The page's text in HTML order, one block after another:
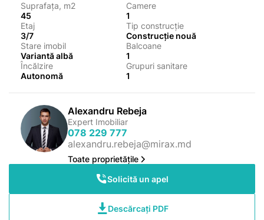
Suprafața, m2
45
Camere
1
Etaj
3/7
Tip construcție
Construcție nouă
Stare imobil
Variantă albă
Balcoane
1
Încălzire
Autonomă
Grupuri sanitare
1
Alexandru Rebeja
Expert Imobiliar
078 229 777
alexandru.rebeja@mirax.md
Toate proprietățile
Solicită un apel
Descărcați PDF